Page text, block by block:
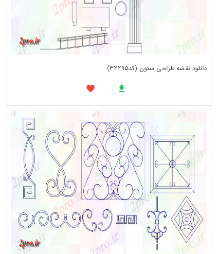
دانلود نقشه طراحی ستون (کد32295)